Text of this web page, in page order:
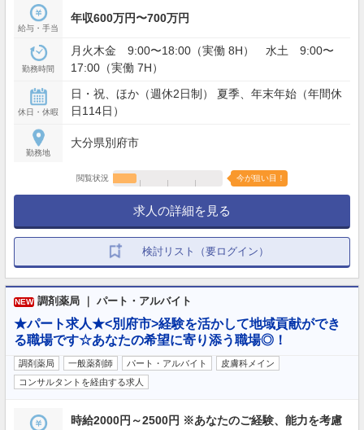
給与・手当
年収600万円〜700万円
勤務時間
月火木金 9:00〜18:00（実働 8H） 水土 9:00〜
17:00（実働 7H）
休日・休暇
日・祝、ほか（週休2日制） 夏季、年末年始（年間休
日114日）
勤務地
大分県別府市
閲覧状況 今が狙い目！
求人の詳細を見る
検討リスト（要ログイン）
NEW 調剤薬局 ｜ パート・アルバイト
★パート求人★<別府市>経験を活かして地域貢献ができ
る職場です☆あなたの希望に寄り添う職場◎！
調剤薬局 一般薬剤師 パート・アルバイト
皮膚科メイン
コンサルタントを経由する求人
時給2000円～2500円 ※あなたのご経験、能力を考慮